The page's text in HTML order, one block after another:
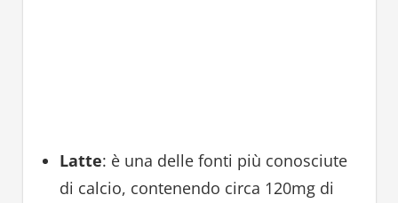
Latte: è una delle fonti più conosciute
di calcio, contenendo circa 120mg di